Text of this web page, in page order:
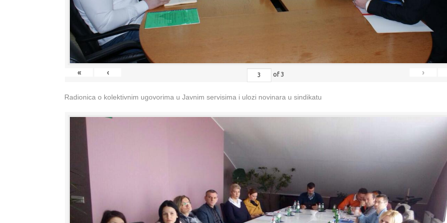
« ‹ of 3 ›
Radionica o kolektivnim ugovorima u Javnim servisima i ulozi novinara u sindikatu